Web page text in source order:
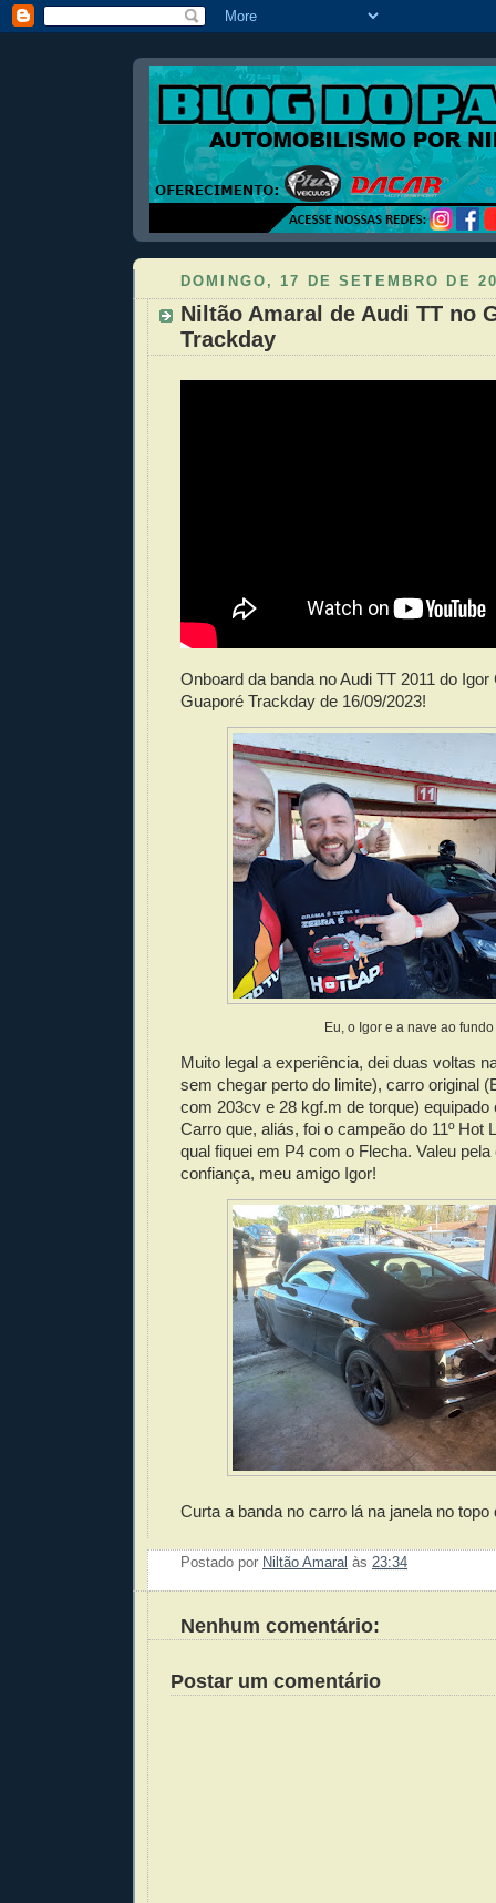
DOMINGO, 17 DE SETEMBRO DE
Niltão Amaral de Audi TT no
Trackday
Onboard da banda no Audi TT 2011 do
Guaporé Trackday de 16/09/2023!
Eu, o Igor e a nave ao fundo
Muito legal a experiência, dei duas voltas
sem chegar perto do limite), carro original
com 203cv e 28 kgf.m de torque)
Carro que, aliás, foi o campeão do 11º Hot
qual fiquei em P4 com o Flecha. Valeu
confiança, meu amigo Igor!
Curta a banda no carro lá na janela no topo
Postado por Niltão Amaral às 23:34
Nenhum comentário:
Postar um comentário